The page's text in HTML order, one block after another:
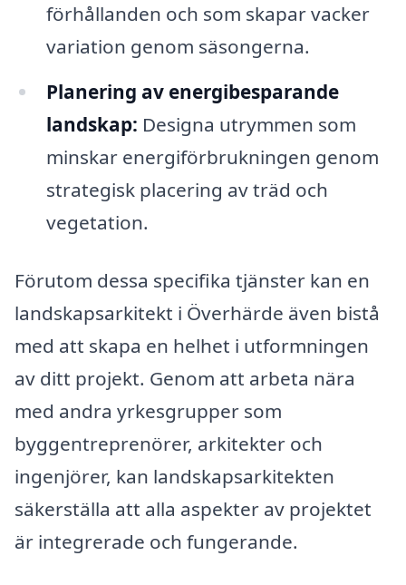
förhållanden och som skapar vacker
variation genom säsongerna.
Planering av energibesparande
landskap: Designa utrymmen som
minskar energiförbrukningen genom
strategisk placering av träd och
vegetation.
Förutom dessa specifika tjänster kan en
landskapsarkitekt i Överhärde även bistå
med att skapa en helhet i utformningen
av ditt projekt. Genom att arbeta nära
med andra yrkesgrupper som
byggentreprenörer, arkitekter och
ingenjörer, kan landskapsarkitekten
säkerställa att alla aspekter av projektet
är integrerade och fungerande.